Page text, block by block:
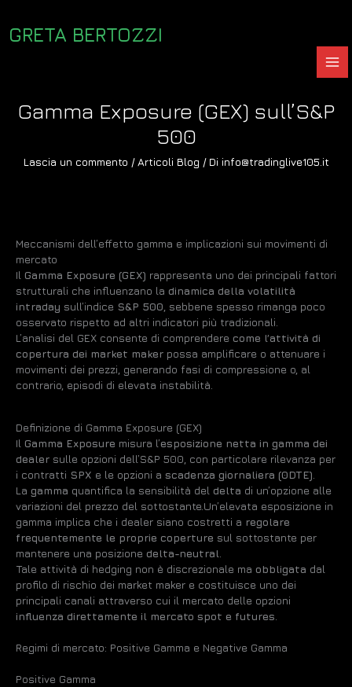
contenuto
GRETA BERTOZZI
Gamma Exposure (GEX) sull’S&P
500
Lascia un commento / Articoli Blog / Di info@tradinglive105.it
Meccanismi dell’effetto gamma e implicazioni sui movimenti di
mercato
Il Gamma Exposure (GEX) rappresenta uno dei principali fattori
strutturali che influenzano la dinamica della volatilità
intraday sull’indice S&P 500 , sebbene spesso rimanga poco
osservato rispetto ad altri indicatori più tradizionali.
L’analisi del GEX consente di comprendere come l’attività di
copertura dei market maker possa amplificare o attenuare i
movimenti dei prezzi, generando fasi di compressione o, al
contrario, episodi di elevata instabilità.
Definizione di Gamma Exposure (GEX)
Il Gamma Exposure misura l’esposizione netta in gamma dei
dealer sulle opzioni dell’S&P 500, con particolare rilevanza per
i contratti SPX e le opzioni a scadenza giornaliera (0DTE)
La gamma quantifica la sensibilità del delta di un’opzione alle
variazioni del prezzo del sottostante.Un’elevata esposizione in
gamma implica che i dealer siano costretti a regolare
frequentemente le proprie coperture sul sottostante per
mantenere una posizione delta-neutral
Tale attività di hedging non è discrezionale ma obbligata dal
profilo di rischio dei market maker e costituisce uno dei
principali canali attraverso cui il mercato delle opzioni
influenza direttamente il mercato spot e futures
Regimi di mercato: Positive Gamma e Negative Gamma
Positive Gamma